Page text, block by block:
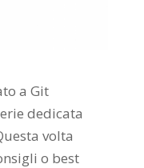
a Git
dedicata
volta
o best